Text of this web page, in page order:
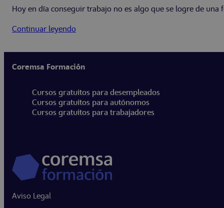
Hoy en día conseguir trabajo no es algo que se logre de una
Continuar leyendo
Coremsa Formación
Cursos gratuitos para desempleados
Cursos gratuitos para autónomos
Cursos gratuitos para trabajadores
Aviso Legal